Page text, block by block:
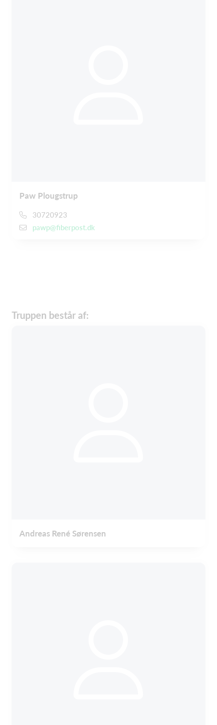
Paw Plougstrup
30720923
pawp@fiberpost.dk
Truppen består af:
Andreas René Sørensen